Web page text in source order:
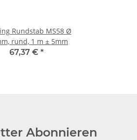
Rundstab MS58 Ø
rund, 1 m ± 5mm
67,37 € *
Abonnieren